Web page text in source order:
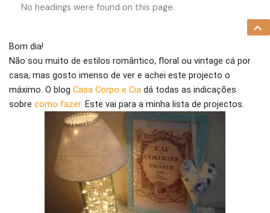
No headings were found on this page.
Bom dia!
Não sou muito de estilos romântico, floral ou vintage cá por
casa, mas gosto imenso de ver e achei este projecto o
máximo. O blog Casa Corpo e Cia dá todas as indicações
sobre como fazer. Este vai para a minha lista de projectos.